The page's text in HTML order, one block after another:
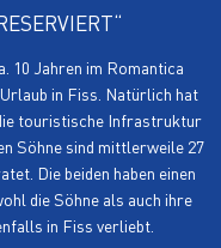
10 Jahren im Romantica
in Fiss. Natürlich hat
touristische Infrastruktur
Söhne sind mittlerweile 27
Die beiden haben einen
die Söhne als auch ihre
in Fiss verliebt.